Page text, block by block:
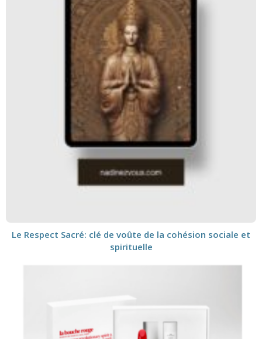
Le Respect Sacré: clé de voûte de la cohésion sociale et
spirituelle